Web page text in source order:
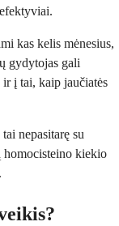
kas kelis mėnesius,
gydytojas gali
ir į tai, kaip jaučiatės
nepasitarę su
homocisteino kiekio